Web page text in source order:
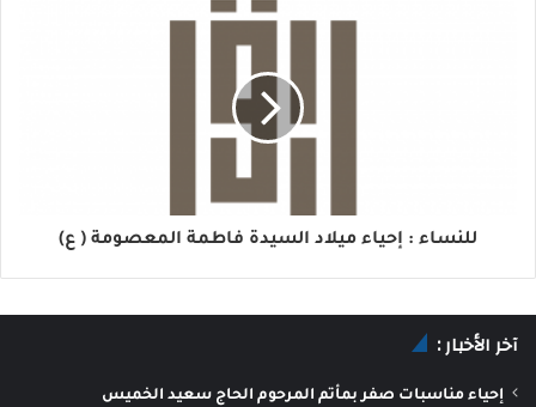
للنساء : إحياء ميلاد السيدة فاطمة المعصومة ( ع)
آخر الأخبار :
إحياء مناسبات صفر بمأتم المرحوم الحاج سعيد الخميس